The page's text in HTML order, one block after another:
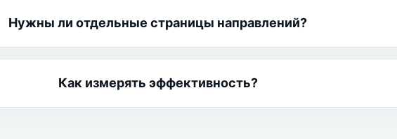
Нужны ли отдельные страницы направлений?
Как измерять эффективность?